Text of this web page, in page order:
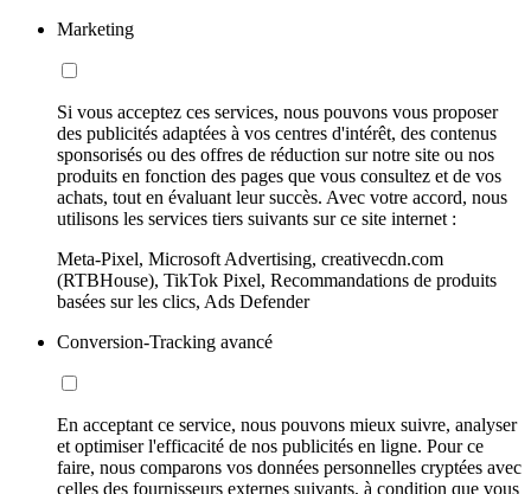
Marketing
Si vous acceptez ces services, nous pouvons vous proposer
des publicités adaptées à vos centres d'intérêt, des contenus
sponsorisés ou des offres de réduction sur notre site ou nos
produits en fonction des pages que vous consultez et de vos
achats, tout en évaluant leur succès. Avec votre accord, nous
utilisons les services tiers suivants sur ce site internet :
Meta-Pixel, Microsoft Advertising, creativecdn.com
(RTBHouse), TikTok Pixel, Recommandations de produits
basées sur les clics, Ads Defender
Conversion-Tracking avancé
En acceptant ce service, nous pouvons mieux suivre, analyser
et optimiser l'efficacité de nos publicités en ligne. Pour ce
faire, nous comparons vos données personnelles cryptées avec
celles des fournisseurs externes suivants, à condition que vous